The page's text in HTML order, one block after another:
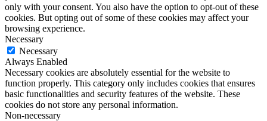
only with your consent. You also have the option to opt-out of these
cookies. But opting out of some of these cookies may affect your
browsing experience.
Necessary
Necessary
Always Enabled
Necessary cookies are absolutely essential for the website to
function properly. This category only includes cookies that ensures
basic functionalities and security features of the website. These
cookies do not store any personal information.
Non-necessary